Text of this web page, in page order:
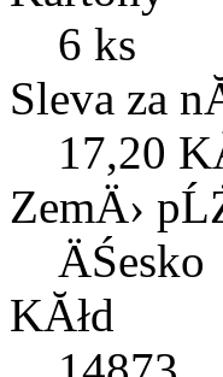
6 ks
Sleva za
17,20
ZemÄ›
ÄŚesko
KĂłd